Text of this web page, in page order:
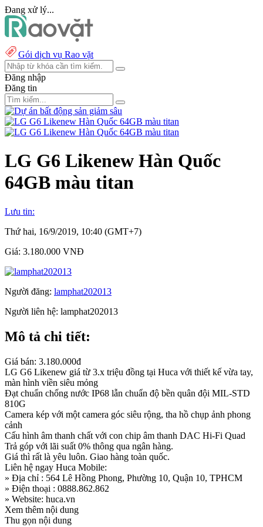
Đang xử lý...
Gói dịch vụ Rao vặt
Đăng nhập
Đăng tin
LG G6 Likenew Hàn Quốc
64GB màu titan
Lưu tin:
Thứ hai, 16/9/2019, 10:40 (GMT+7)
Giá: 3.180.000 VNĐ
Người đăng: lamphat202013
Người liên hệ: lamphat202013
Mô tả chi tiết:
Giá bán: 3.180.000đ
LG G6 Likenew giá từ 3.x triệu đồng tại Huca với thiết kế vừa tay,
màn hình viền siêu mỏng
Đạt chuẩn chống nước IP68 lẫn chuẩn độ bền quân đội MIL-STD
810G
Camera kép với một camera góc siêu rộng, tha hồ chụp ảnh phong
cảnh
Cấu hình âm thanh chất với con chip âm thanh DAC Hi-Fi Quad
Trả góp với lãi suất 0% thông qua ngân hàng.
Giá thì rất là yêu luôn. Giao hàng toàn quốc.
Liên hệ ngay Huca Mobile:
» Địa chỉ : 564 Lê Hồng Phong, Phường 10, Quận 10, TPHCM
» Điện thoại : 0888.862.862
» Website: huca.vn
Xem thêm nội dung
Thu gọn nội dung